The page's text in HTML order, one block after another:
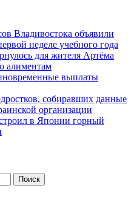
Владивостока объявили
неделе учебного года
для жителя Артёма
алиментам
выплаты
собиравших данные
организации
в Японии горный